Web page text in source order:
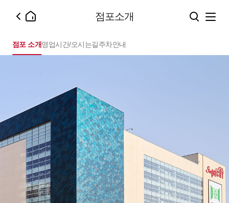
점포소개
점포 소개영업시간/오시는길주차안내